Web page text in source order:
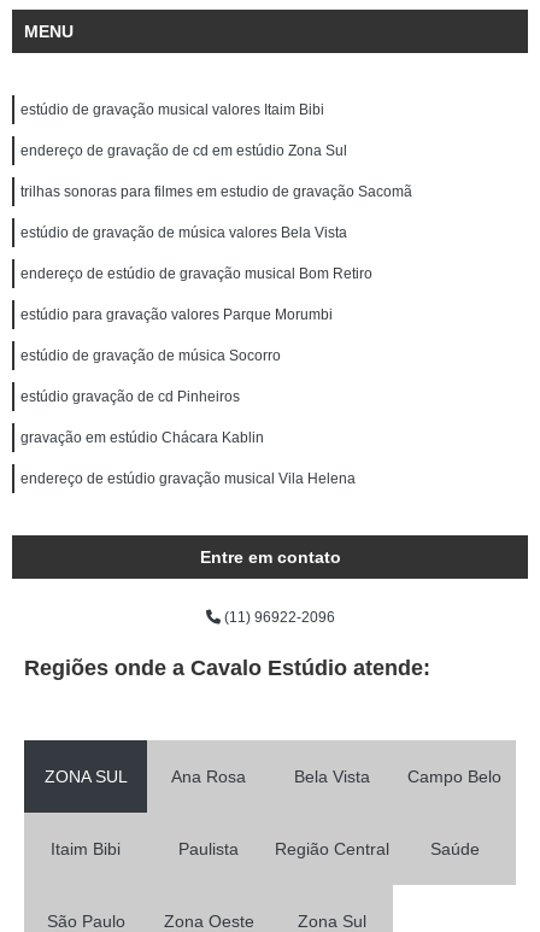
MENU
estúdio de gravação musical valores Itaim Bibi
endereço de gravação de cd em estúdio Zona Sul
trilhas sonoras para filmes em estudio de gravação Sacomã
estúdio de gravação de música valores Bela Vista
endereço de estúdio de gravação musical Bom Retiro
estúdio para gravação valores Parque Morumbi
estúdio de gravação de música Socorro
estúdio gravação de cd Pinheiros
gravação em estúdio Chácara Kablin
endereço de estúdio gravação musical Vila Helena
Entre em contato
(11) 96922-2096
Regiões onde a Cavalo Estúdio atende:
ZONA SUL Ana Rosa Bela Vista Campo Belo
Itaim Bibi Paulista Região Central Saúde
São Paulo Zona Oeste Zona Sul